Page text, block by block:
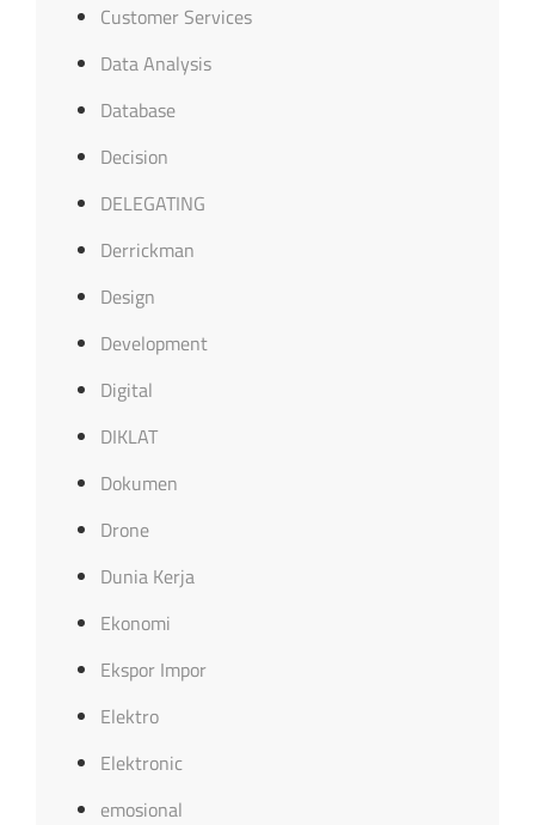
Customer Services
Data Analysis
Database
Decision
DELEGATING
Derrickman
Design
Development
Digital
DIKLAT
Dokumen
Drone
Dunia Kerja
Ekonomi
Ekspor Impor
Elektro
Elektronic
emosional